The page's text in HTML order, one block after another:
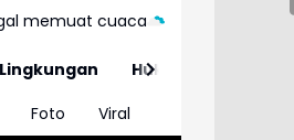
memuat cuaca
Lingkungan
Hukum
Foto
Viral